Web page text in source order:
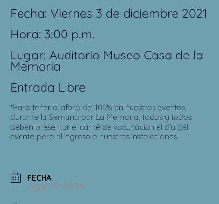
Fecha: Viernes 3 de diciembre 2021
Hora: 3:00 p.m.
Lugar: Auditorio Museo Casa de la
Memoria
Entrada Libre
*Para tener el aforo del 100% en nuestros eventos
durante la Semana por La Memoria, todas y todos
deben presentar el carné de vacunación el día del
evento para el ingreso a nuestras instalaciones.
FECHA
Ago 10 2026